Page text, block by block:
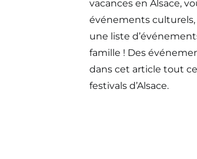
vacances en Alsace,
événements
une liste
famille ! Des
dans cet article tout
festivals d’Alsace.